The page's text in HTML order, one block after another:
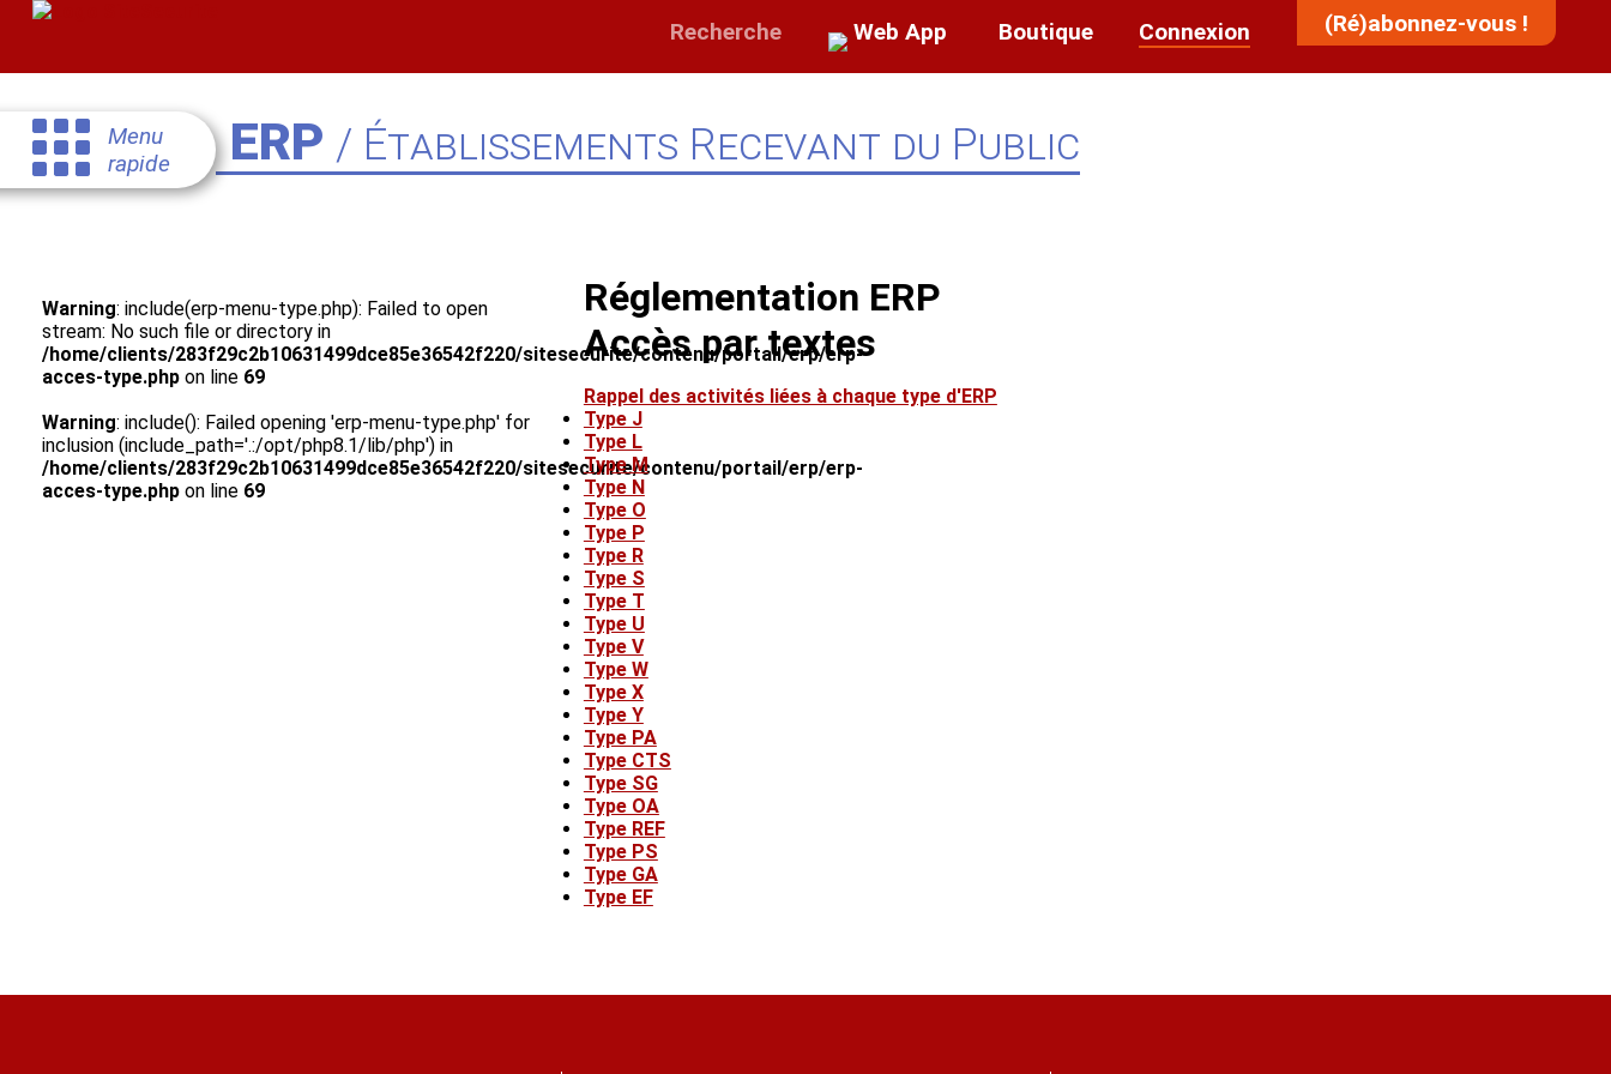
Recherche Web App Boutique Connexion (Ré)abonnez-vous !
Menu
rapide
ERP / Établissements Recevant du Public
Réglementation ERP
Accès par textes
Rappel des activités liées à chaque type d'ERP
Type J
Type L
Type M
Type N
Type O
Type P
Type R
Type S
Type T
Type U
Type V
Type W
Type X
Type Y
Type PA
Type CTS
Type SG
Type OA
Type REF
Type PS
Type GA
Type EF
Warning: include(erp-menu-type.php): Failed to open
stream: No such file or directory in
/home/clients/283f29c2b10631499dce85e36542f220/sitesecurite/contenu/portail/erp/erp-
acces-type.phpon line 69
Warning: include(): Failed opening 'erp-menu-type.php' for
inclusion (include_path='.:/opt/php8.1/lib/php') in
/home/clients/283f29c2b10631499dce85e36542f220/sitesecurite/contenu/portail/erp/erp-
acces-type.phpon line 69